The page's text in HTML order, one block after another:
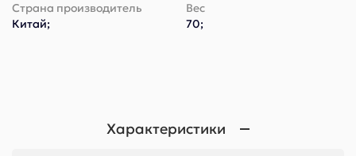
Страна производитель
Китай;
Вес
70;
Характеристики